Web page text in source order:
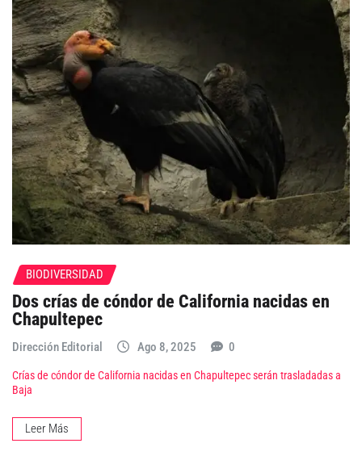
BIODIVERSIDAD
Dos crías de cóndor de California nacidas en
Chapultepec
Dirección Editorial Ago 8, 2025 0
Crías de cóndor de California nacidas en Chapultepec serán trasladadas a
Baja
Leer Más